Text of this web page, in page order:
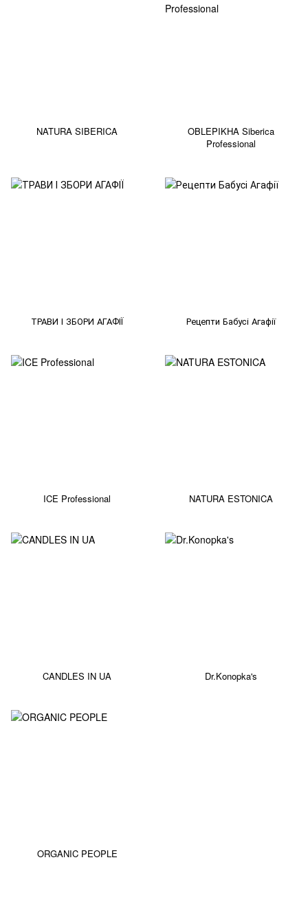
NATURA SIBERICA
OBLEPIKHA Siberica
Professional
ТРАВИ І ЗБОРИ АГАФІЇ Рецепти Бабуcі Агафії
ICE Professional NATURA ESTONICA
CANDLES IN UA Dr.Konopka's
ORGANIC PEOPLE